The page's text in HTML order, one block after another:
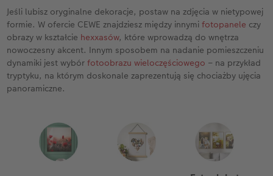
Jeśli lubisz oryginalne dekoracje, postaw na zdjęcia w nietypowej
formie. W ofercie CEWE znajdziesz między innymifotopanele czy
obrazy w kształcie hexxasów, które wprowadzą do wnętrza
nowoczesny akcent. Innym sposobem na nadanie pomieszczeniu
dynamiki jest wybórfotoobrazu wieloczęściowego – na przykład
tryptyku, na którym doskonale zaprezentują się chociażby ujęcia
panoramiczne.